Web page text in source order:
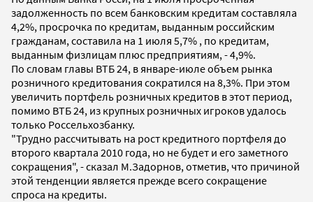
задолженность по всем банковским кредитам составляла
4,2%, просрочка по кредитам, выданным российским
гражданам, составила на 1 июля 5,7% , по кредитам,
выданным физлицам плюс предприятиям, - 4,9%.
По словам главы ВТБ 24, в январе-июле объем рынка
розничного кредитования сократился на 8,3%. При этом
увеличить портфель розничных кредитов в этот период,
помимо ВТБ 24, из крупных розничных игроков удалось
только Россельхозбанку.
"Трудно рассчитывать на рост кредитного портфеля до
второго квартала 2010 года, но не будет и его заметного
сокращения", - сказал М.Задорнов, отметив, что причиной
этой тенденции является прежде всего сокращение
спроса на кредиты.